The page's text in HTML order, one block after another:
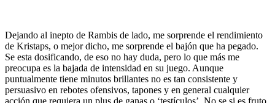
Dejando al inepto de Rambis de lado, me sorprende el rendimiento
de Kristaps, o mejor dicho, me sorprende el bajón que ha pegado.
Se esta dosificando, de eso no hay duda, pero lo que más me
preocupa es la bajada de intensidad en su juego. Aunque
puntualmente tiene minutos brillantes no es tan consistente y
persuasivo en rebotes ofensivos, tapones y en general cualquier